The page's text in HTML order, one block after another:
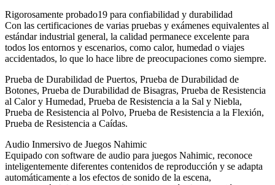
Rigorosamente probado19 para confiabilidad y durabilidad
Con las certificaciones de varias pruebas y exámenes equivalentes al
estándar industrial general, la calidad permanece excelente para
todos los entornos y escenarios, como calor, humedad o viajes
accidentados, lo que lo hace libre de preocupaciones como siempre.
Prueba de Durabilidad de Puertos, Prueba de Durabilidad de
Botones, Prueba de Durabilidad de Bisagras, Prueba de Resistencia
al Calor y Humedad, Prueba de Resistencia a la Sal y Niebla,
Prueba de Resistencia al Polvo, Prueba de Resistencia a la Flexión,
Prueba de Resistencia a Caídas.
Audio Inmersivo de Juegos Nahimic
Equipado con software de audio para juegos Nahimic, reconoce
inteligentemente diferentes contenidos de reproducción y se adapta
automáticamente a los efectos de sonido de la escena,